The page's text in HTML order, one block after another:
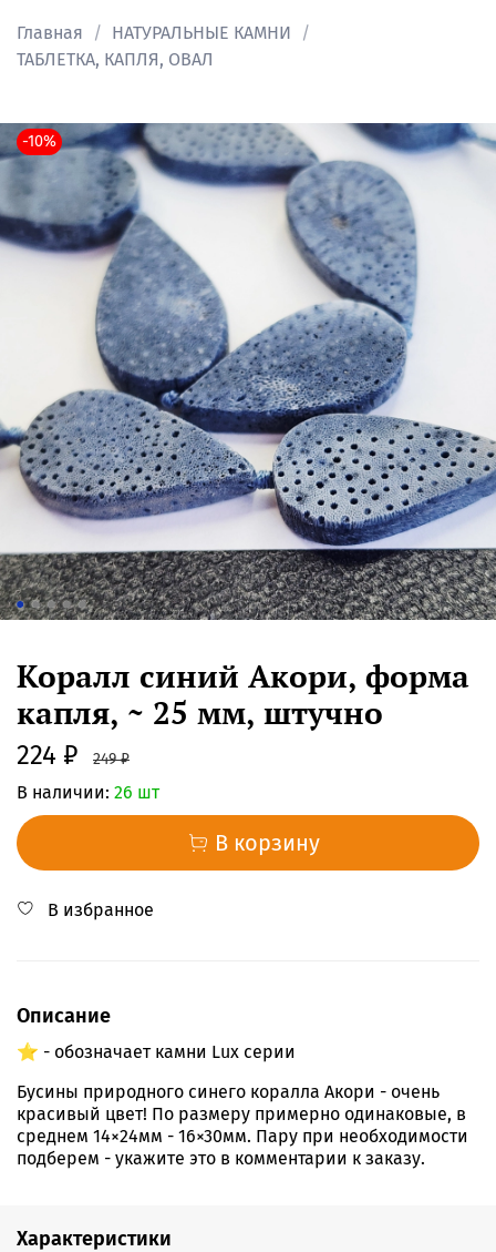
Главная
НАТУРАЛЬНЫЕ КАМНИ
ТАБЛЕТКА, КАПЛЯ, ОВАЛ
-10%
Коралл синий Акори, форма
капля, ~ 25 мм, штучно
224 ₽ 249 ₽
В наличии: 26 шт
В корзину
В избранное
Описание
⭐️ - обозначает камни Lux серии
Бусины природного синего коралла Акори - очень
красивый цвет! По размеру примерно одинаковые, в
среднем 14×24мм - 16×30мм. Пару при необходимости
подберем - укажите это в комментарии к заказу.
Характеристики